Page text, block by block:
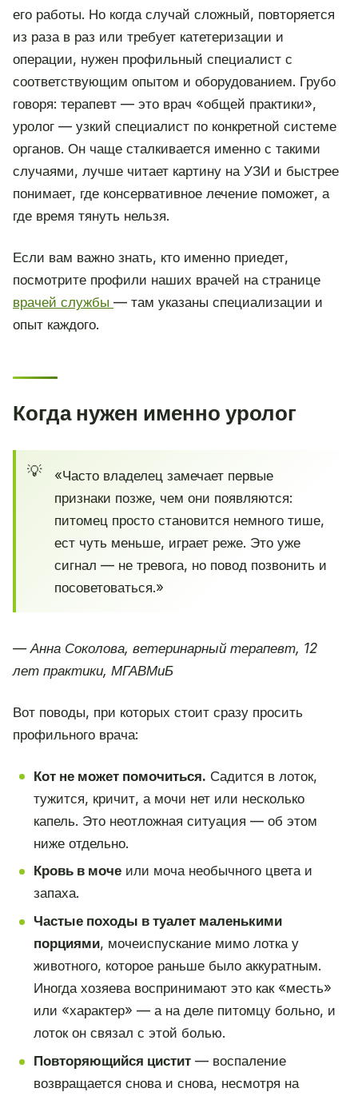
его работы. Но когда случай сложный, повторяется
из раза в раз или требует катетеризации и
операции, нужен профильный специалист с
соответствующим опытом и оборудованием. Грубо
говоря: терапевт — это врач «общей практики»,
уролог — узкий специалист по конкретной системе
органов. Он чаще сталкивается именно с такими
случаями, лучше читает картину на УЗИ и быстрее
понимает, где консервативное лечение поможет, а
где время тянуть нельзя.
Если вам важно знать, кто именно приедет,
посмотрите профили наших врачей на странице
врачей службы — там указаны специализации и
опыт каждого.
Когда нужен именно уролог
«Часто владелец замечает первые
признаки позже, чем они появляются:
питомец просто становится немного тише,
ест чуть меньше, играет реже. Это уже
сигнал — не тревога, но повод позвонить и
посоветоваться.»
— Анна Соколова, ветеринарный терапевт, 12
лет практики, МГАВМиБ
Вот поводы, при которых стоит сразу просить
профильного врача:
Кот не может помочиться. Садится в лоток,
тужится, кричит, а мочи нет или несколько
капель. Это неотложная ситуация — об этом
ниже отдельно.
Кровь в мочеили моча необычного цвета и
запаха.
Частые походы в туалет маленькими
порциями, мочеиспускание мимо лотка у
животного, которое раньше было аккуратным.
Иногда хозяева воспринимают это как «месть»
или «характер» — а на деле питомцу больно, и
лоток он связал с этой болью.
Повторяющийся цистит— воспаление
возвращается снова и снова, несмотря на